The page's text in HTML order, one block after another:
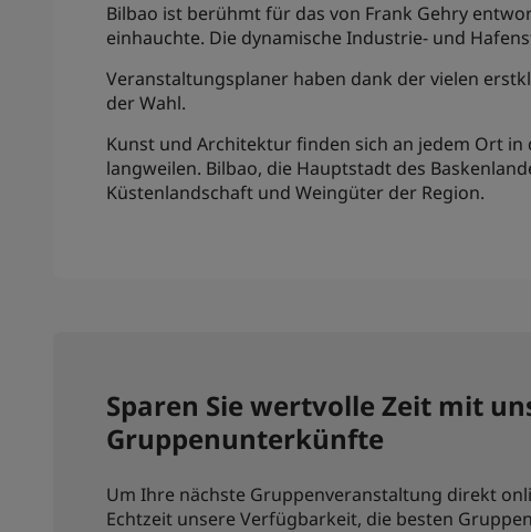
Bilbao ist berühmt für das von Frank Gehry
einhauchte. Die dynamische Industrie- und
Veranstaltungsplaner haben dank der vielen
der Wahl.
Kunst und Architektur finden sich an jedem Ort
langweilen. Bilbao, die Hauptstadt des
Küstenlandschaft und Weingüter der Region.
Sparen Sie wertvolle Zeit mit
Gruppenunterkünfte
Um Ihre nächste Gruppenveranstaltung direkt
Echtzeit unsere Verfügbarkeit, die besten